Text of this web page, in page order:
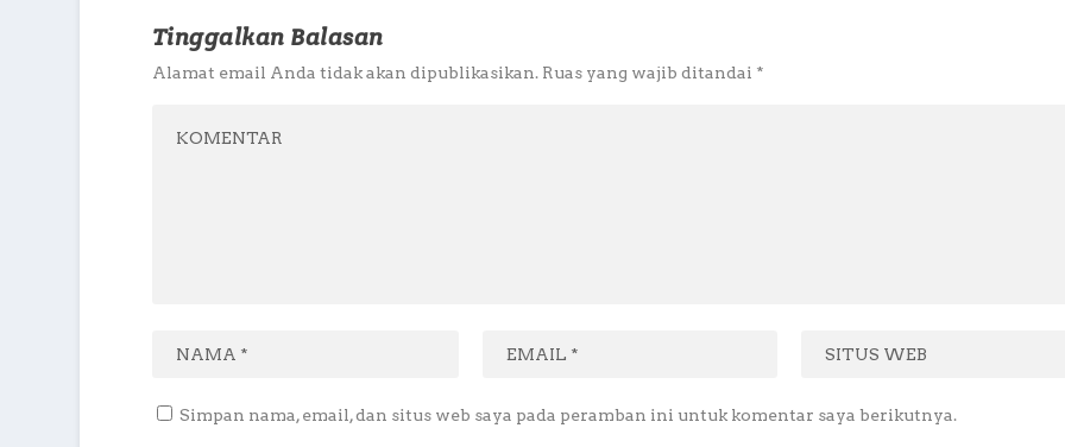
Tinggalkan Balasan
Alamat email Anda tidak akan dipublikasikan. Ruas yang wajib ditandai *
Simpan nama, email, dan situs web saya pada peramban ini untuk komentar saya berikutnya.